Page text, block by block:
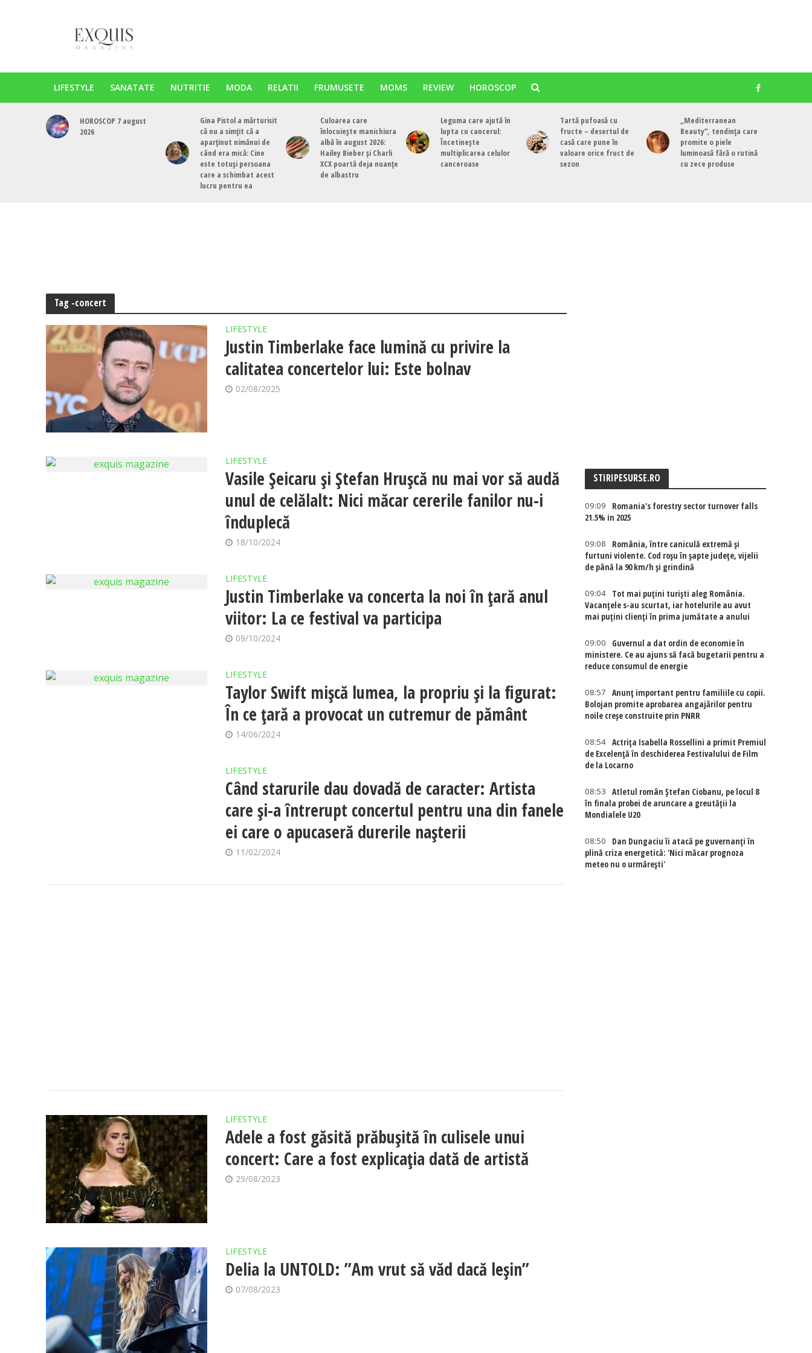
LIFESTYLE SANATATE NUTRITIE MODA RELATII FRUMUSETE MOMS REVIEW HOROSCOP
HOROSCOP 7 august
2026
Gina Pistol a mărturisit
că nu a simțit că a
aparținut nimănui de
când era mică: Cine
este totuși persoana
care a schimbat acest
lucru pentru ea
Culoarea care
înlocuiește manichiura
albă în august 2026:
Hailey Bieber și Charli
XCX poartă deja nuanțe
de albastru
Leguma care ajută în
lupta cu cancerul:
Încetinește
multiplicarea celulor
canceroase
Tartă pufoasă cu
fructe – desertul de
casă care pune în
valoare orice fruct de
sezon
„Mediterranean
Beauty”, tendința care
promite o piele
luminoasă fără o rutină
cu zece produse
Tag -concert
LIFESTYLE
Justin Timberlake face lumină cu privire la
calitatea concertelor lui: Este bolnav
02/08/2025
LIFESTYLE
Vasile Șeicaru și Ștefan Hrușcă nu mai vor să audă
unul de celălalt: Nici măcar cererile fanilor nu-i
înduplecă
18/10/2024
LIFESTYLE
Justin Timberlake va concerta la noi în țară anul
viitor: La ce festival va participa
09/10/2024
LIFESTYLE
Taylor Swift mișcă lumea, la propriu și la figurat:
În ce țară a provocat un cutremur de pământ
14/06/2024
LIFESTYLE
Când starurile dau dovadă de caracter: Artista
care și-a întrerupt concertul pentru una din fanele
ei care o apucaseră durerile nașterii
11/02/2024
LIFESTYLE
Adele a fost găsită prăbușită în culisele unui
concert: Care a fost explicația dată de artistă
29/08/2023
LIFESTYLE
Delia la UNTOLD: ”Am vrut să văd dacă leșin”
07/08/2023
STIRIPESURSE.RO
09:09
Romania's forestry sector turnover falls
21.5% in 2025
09:08
România, între caniculă extremă și
furtuni violente. Cod roșu în șapte județe, vijelii
de până la 90 km/h și grindină
09:04
Tot mai puțini turiști aleg România.
Vacanțele s-au scurtat, iar hotelurile au avut
mai puțini clienți în prima jumătate a anului
09:00
Guvernul a dat ordin de economie în
ministere. Ce au ajuns să facă bugetarii pentru a
reduce consumul de energie
08:57
Anunț important pentru familiile cu copii.
Bolojan promite aprobarea angajărilor pentru
noile creșe construite prin PNRR
08:54 Actriţa Isabella Rossellini a primit Premiul
de Excelenţă în deschiderea Festivalului de Film
de la Locarno
08:53
Atletul român Ștefan Ciobanu, pe locul 8
în finala probei de aruncare a greutății la
Mondialele U20
08:50
Dan Dungaciu îi atacă pe guvernanți în
plină criza energetică: 'Nici măcar prognoza
meteo nu o urmărești'